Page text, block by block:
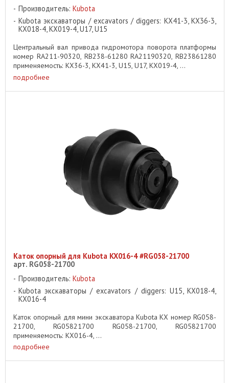
Производитель: Kubota
Kubota экскаваторы / excavators / diggers: KX41-3, KX36-3,
KX018-4, KX019-4, U17, U15
Центральный вал привода гидромотора поворота платформы
номер RA211-90320, RB238-61280 RA21190320, RB23861280
применяемость: KX36-3, KX41-3, U15, U17, KX019-4, ...
подробнее
Каток опорный для Kubota KX016-4 #RG058-21700
арт. RG058-21700
Производитель: Kubota
Kubota экскаваторы / excavators / diggers: U15, KX018-4,
KX016-4
Каток опорный для мини экскаватора Kubota KX номер RG058-
21700, RG05821700 RG058-21700, RG05821700
применяемость: KX016-4, ...
подробнее